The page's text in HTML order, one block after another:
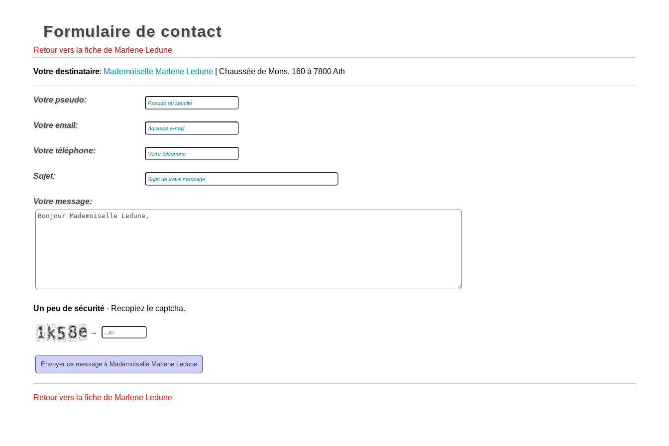
Formulaire de contact
Retour vers la fiche de Marlene Ledune
Votre destinataire: Mademoiselle Marlene Ledune | Chaussée de Mons, 160 à 7800 Ath
Votre pseudo:
Votre email:
Votre téléphone:
Sujet:
Votre message:
Un peu de sécurité - Recopiez le captcha.
→
Retour vers la fiche de Marlene Ledune